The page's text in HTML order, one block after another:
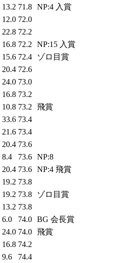
13.2 71.8 NP:4 入賞
12.0 72.0
22.8 72.2
16.8 72.2
NP:15 入賞
15.6 72.4
ゾロ目賞
20.4 72.6
24.0 73.0
16.8 73.2
10.8 73.2
飛賞
33.6 73.4
21.6 73.4
20.4 73.6
8.4 73.6 NP:8
20.4 73.6 NP:4 飛賞
19.2 73.8
19.2 73.8
ゾロ目賞
13.2 73.8
6.0 74.0 BG 会長賞
24.0 74.0 飛賞
16.8 74.2
9.6
74.4